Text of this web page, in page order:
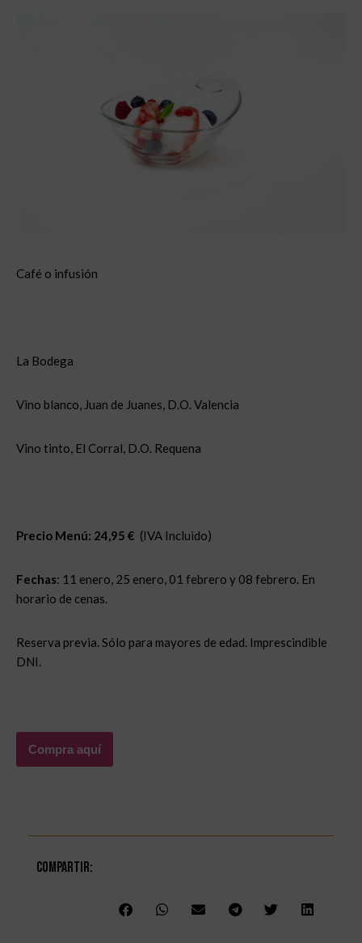
Café o infusión
La Bodega
Vino blanco, Juan de Juanes, D.O. Valencia
Vino tinto, El Corral, D.O. Requena
Precio Menú: 24,95 € (IVA Incluido)
Fechas: 11 enero, 25 enero, 01 febrero y 08 febrero. En
horario de cenas.
Reserva previa. Sólo para mayores de edad. Imprescindible
DNI.
Compra aquí
Compartir: